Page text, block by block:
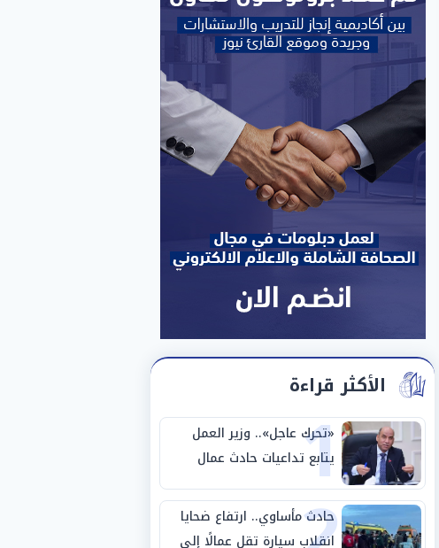
الأكثر قراءة
1
«تحرك عاجل».. وزير العمل
يتابع تداعيات حادث عمال
طريق بني سويف الصحراوي
حادث مأساوي.. ارتفاع ضحايا
انقلاب سيارة تقل عمالًا إلى